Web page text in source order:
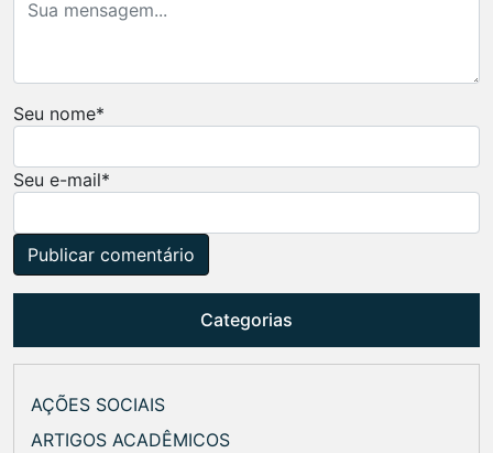
Seu nome*
Seu e-mail*
Categorias
AÇÕES SOCIAIS
ARTIGOS ACADÊMICOS